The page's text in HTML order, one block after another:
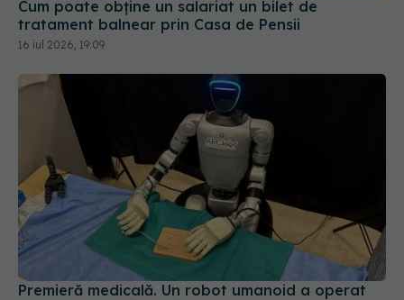
16 iul 2026, 19:09
Premieră medicală. Un robot umanoid a operat
cu succes un animal viu
19 iul 2026, 15:00